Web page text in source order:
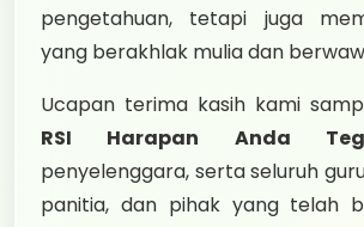
pengetahuan, tetapi juga
yang berakhlak mulia dan
Ucapan terima kasih kami
RSI Harapan Anda
penyelenggara, serta seluruh
panitia, dan pihak yang telah